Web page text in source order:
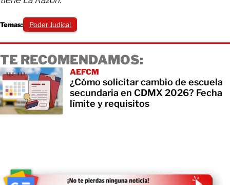
Temas: Poder Judical
TE RECOMENDAMOS:
AEFCM
¿Cómo solicitar cambio de escuela
secundaria en CDMX 2026? Fecha
límite y requisitos